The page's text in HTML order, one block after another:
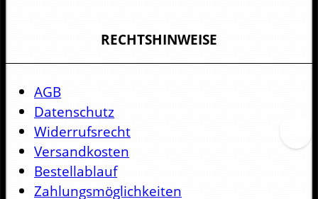
RECHTSHINWEISE
AGB
Datenschutz
Widerrufsrecht
Versandkosten
Bestellablauf
Zahlungsmöglichkeiten